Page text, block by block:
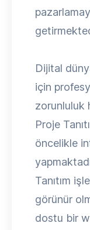
Dijital
için
zorunluluk
Proje
öncelikle
Tanıtım
görünür
dostu bir